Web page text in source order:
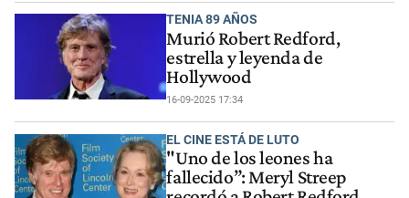
TENIA 89 AÑOS
Murió Robert Redford,
estrella y leyenda de
Hollywood
16-09-2025 17:34
EL CINE ESTÁ DE LUTO
"Uno de los leones ha
fallecido”: Meryl Streep